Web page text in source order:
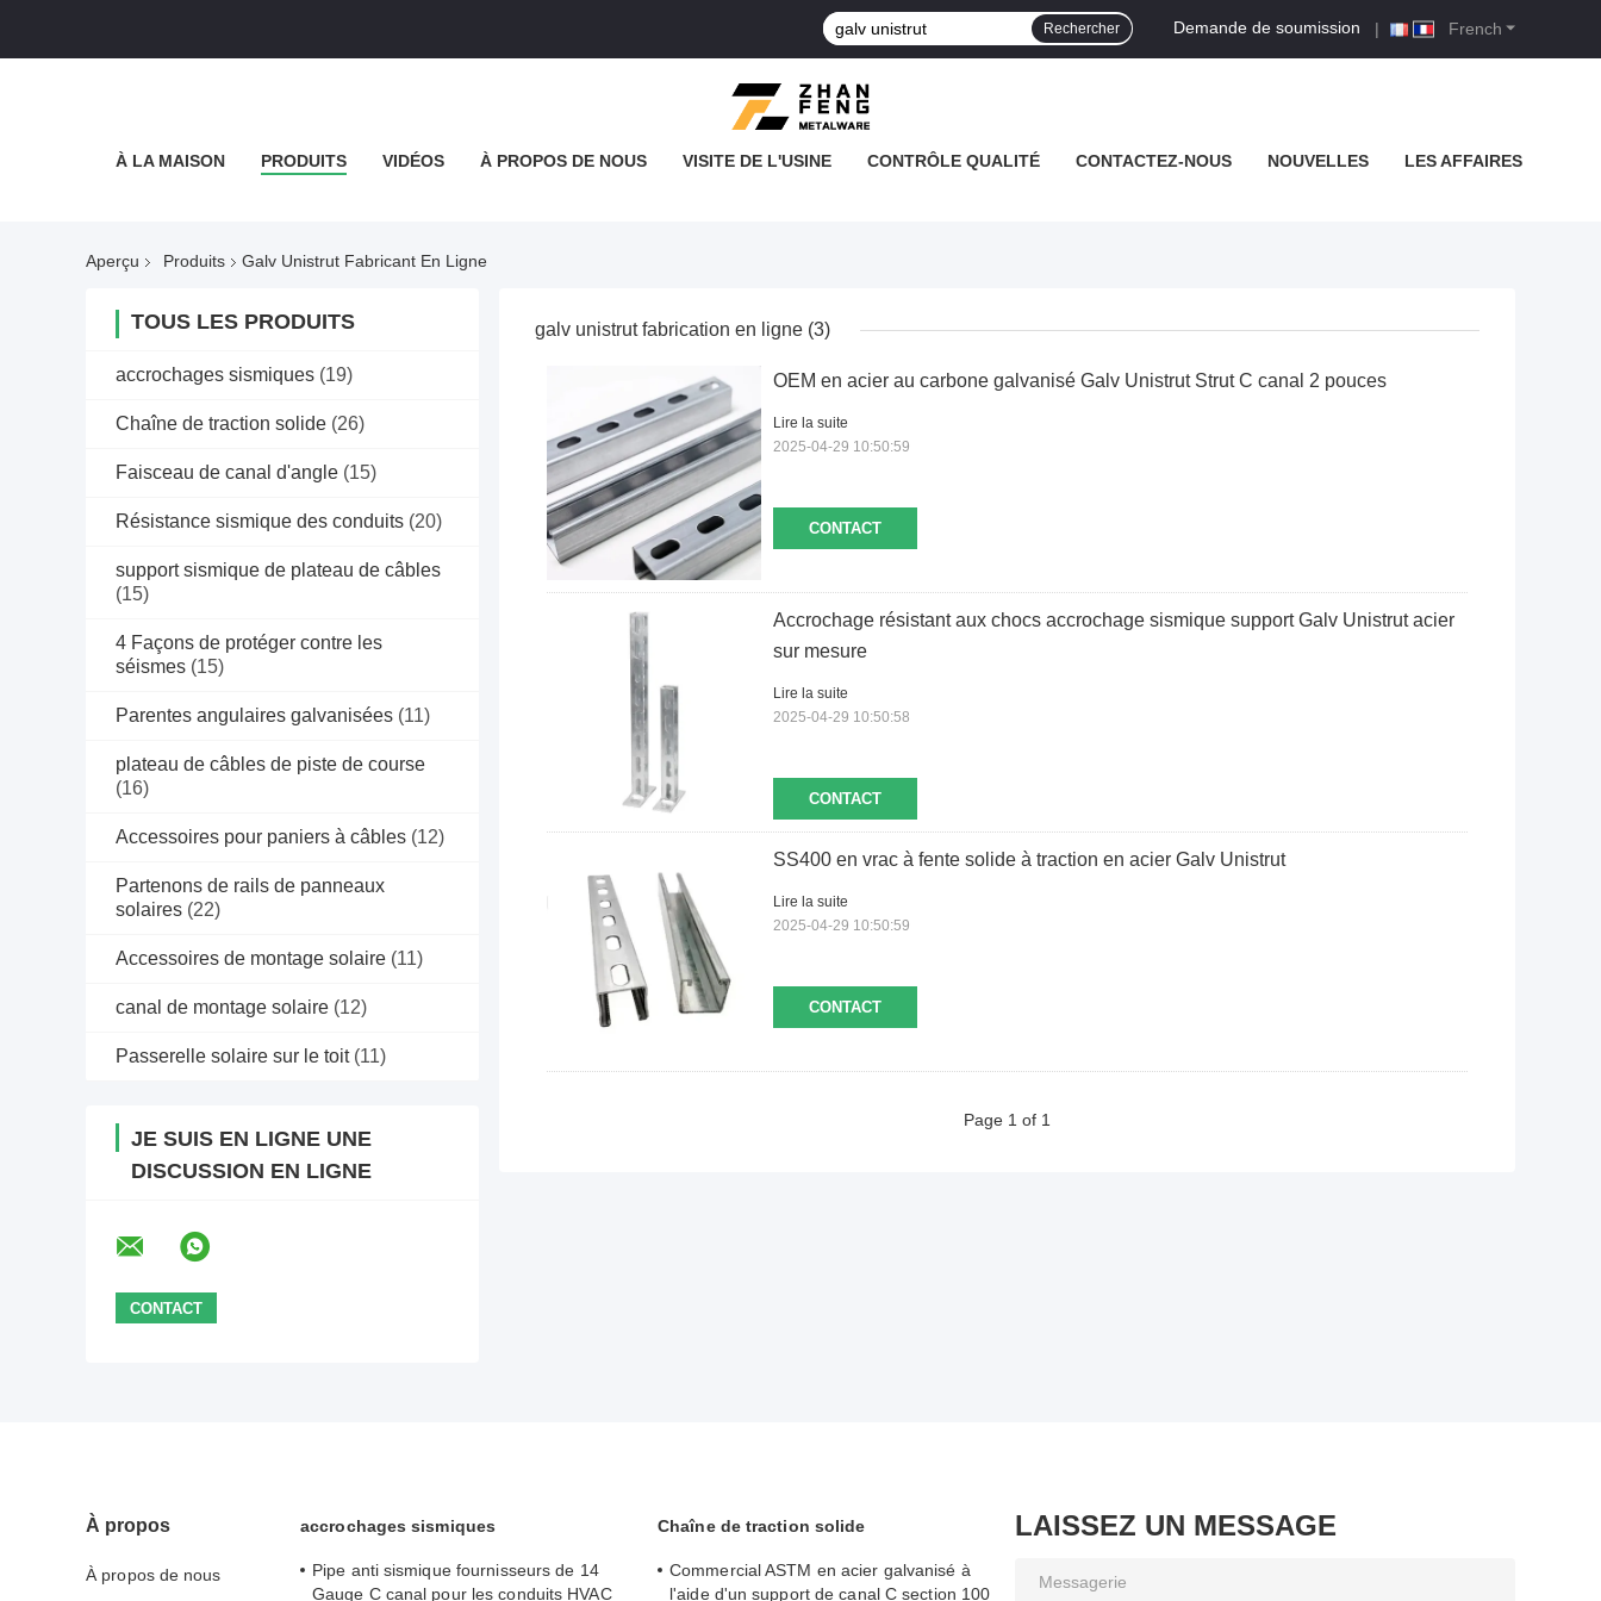
French
Demande de soumission |
Rechercher
À LA MAISON PRODUITS VIDÉOS À PROPOS DE NOUS VISITE DE L'USINE CONTRÔLE QUALITÉ CONTACTEZ-NOUS NOUVELLES LES AFFAIRES
Aperçu Produits Galv Unistrut Fabricant En Ligne
TOUS LES PRODUITS
accrochages sismiques (19)
Chaîne de traction solide (26)
Faisceau de canal d'angle (15)
Résistance sismique des conduits (20)
support sismique de plateau de câbles
(15)
4 Façons de protéger contre les
séismes (15)
Parentes angulaires galvanisées (11)
plateau de câbles de piste de course
(16)
Accessoires pour paniers à câbles (12)
Partenons de rails de panneaux
solaires (22)
Accessoires de montage solaire (11)
canal de montage solaire (12)
Passerelle solaire sur le toit (11)
JE SUIS EN LIGNE UNE
DISCUSSION EN LIGNE
galv unistrut fabrication en ligne (3)
OEM en acier au carbone galvanisé Galv Unistrut Strut C canal 2 pouces
CONTACT
Lire la suite
2025-04-29 10:50:59
Accrochage résistant aux chocs accrochage sismique support Galv Unistrut acier
sur mesure
CONTACT
Lire la suite
2025-04-29 10:50:58
SS400 en vrac à fente solide à traction en acier Galv Unistrut
CONTACT
Lire la suite
2025-04-29 10:50:59
Page 1 of 1
À propos
À propos de nous
accrochages sismiques
Pipe anti sismique fournisseurs de 14
Gauge C canal pour les conduits HVAC
Chaîne de traction solide
Commercial ASTM en acier galvanisé à
l'aide d'un support de canal C section 100
LAISSEZ UN MESSAGE